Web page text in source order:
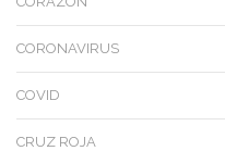
CORONAVIRUS
COVID
CRUZ ROJA